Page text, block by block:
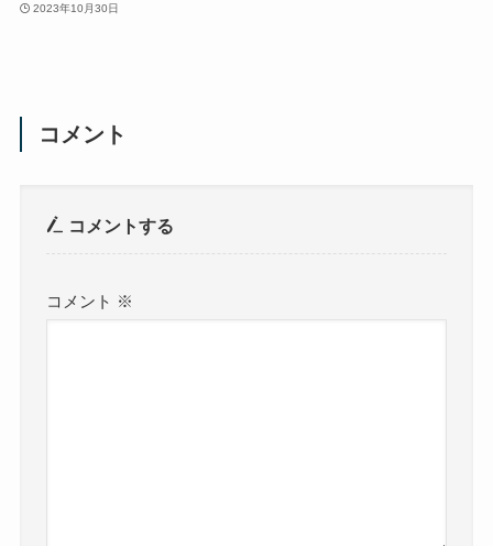
2023年10月30日
コメント
コメントする
コメント ※